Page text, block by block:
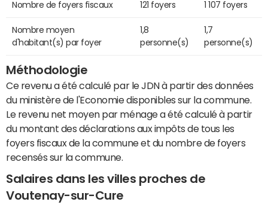
Nombre de foyers fiscaux 121 foyers 1 107 foyers
Nombre moyen
d'habitant(s) par foyer
1,8
personne(s)
1,7
personne(s)
Méthodologie
Ce revenu a été calculé par le JDN à partir des données
du ministère de l'Economie disponibles sur la commune.
Le revenu net moyen par ménage a été calculé à partir
du montant des déclarations aux impôts de tous les
foyers fiscaux de la commune et du nombre de foyers
recensés sur la commune.
Salaires dans les villes proches de
Voutenay-sur-Cure